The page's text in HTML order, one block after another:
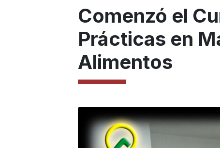
Comenzó el
Prácticas en
Alimentos